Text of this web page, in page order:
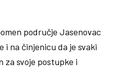
područje Jasenovac
i na činjenicu da je svaki
za svoje postupke i